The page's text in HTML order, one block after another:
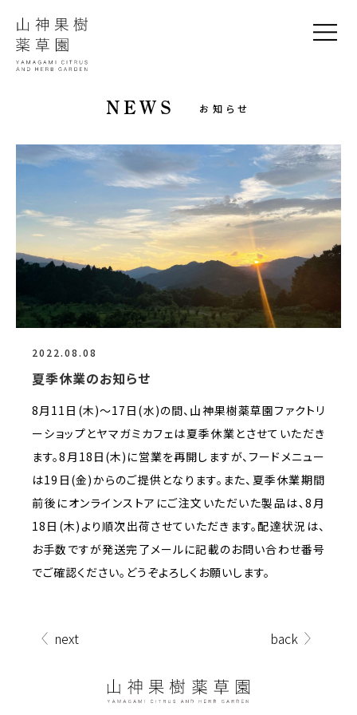
NEWS お知らせ
2022.08.08
夏季休業のお知らせ
8月11日(木)～17日(水)の間、山神果樹薬草園ファクトリ
ーショップとヤマガミカフェは夏季休業とさせていただき
ます。8月18日(木)に営業を再開しますが、フードメニュー
は19日(金)からのご提供となります。また、夏季休業期間
前後にオンラインストアにご注文いただいた製品は､8月
18日(木)より順次出荷させていただきます。配達状況は、
お手数ですが発送完了メールに記載のお問い合わせ番号
でご確認ください。どうぞよろしくお願いします。
next back